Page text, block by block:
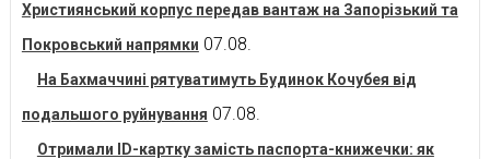
Християнський корпус передав вантаж на Запорізький та
Покровський напрямки 07.08.
На Бахмаччині рятуватимуть Будинок Кочубея від
подальшого руйнування 07.08.
Отримали ID-картку замість паспорта-книжечки: як